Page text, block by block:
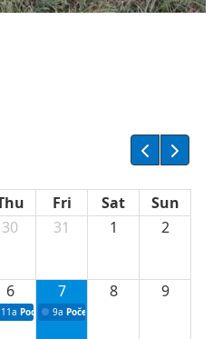
Fri Sat
Sun
ugovora sa neprofitnim
30 31 1 2
ugovora o stipendijama za
6
11a Podrška razvoju vodne infrastrukture u
7
9a Početak izgradnje nove
8 9